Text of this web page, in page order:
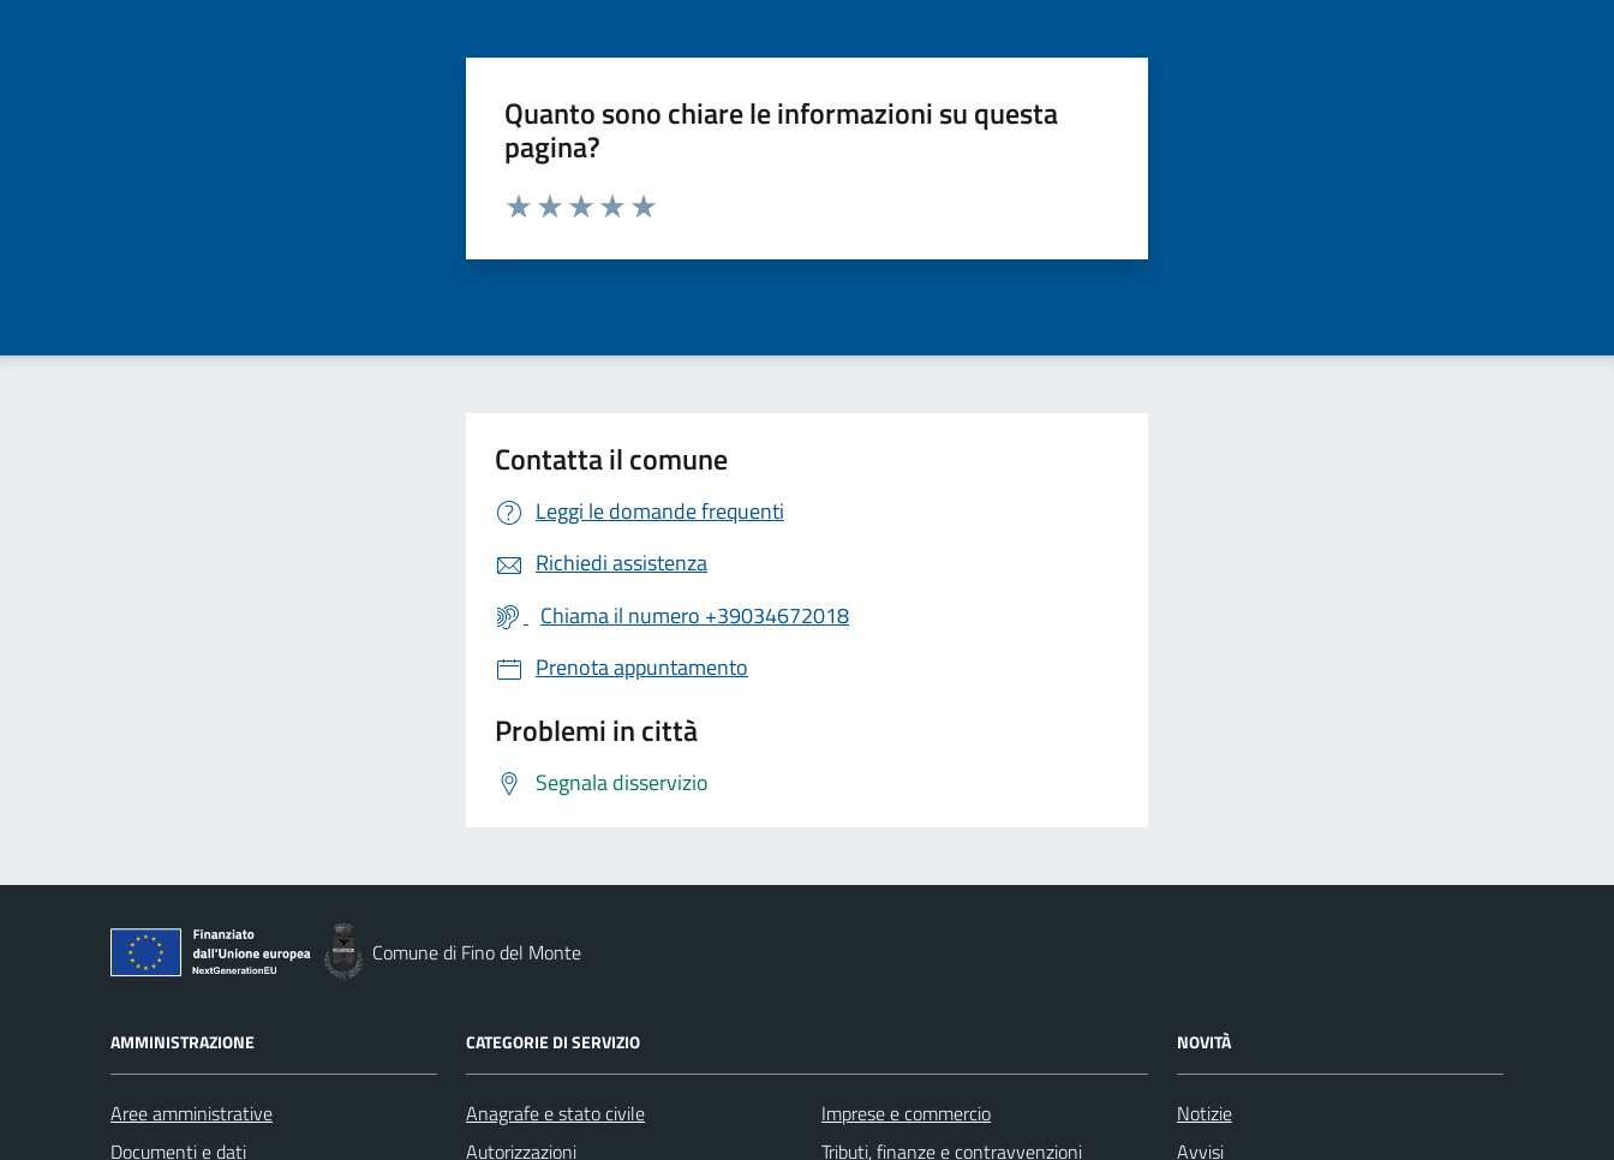
Quanto sono chiare le informazioni su questa
pagina?
Valuta da 1 a 5 stelle la pagina
Contatta il comune
Leggi le domande frequenti
Richiedi assistenza
Chiama il numero +39034672018
Prenota appuntamento
Problemi in città
Segnala disservizio
Comune di Fino del Monte
AMMINISTRAZIONE
Aree amministrative
Documenti e dati
CATEGORIE DI SERVIZIO
Anagrafe e stato civile
Autorizzazioni
Imprese e commercio
Tributi, finanze e contravvenzioni
NOVITÀ
Notizie
Avvisi